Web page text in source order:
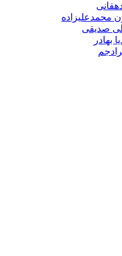
محمدعلیزاده
صدیقی
بهادر